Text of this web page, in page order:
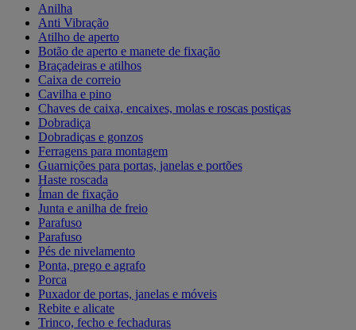
Anilha
Anti Vibração
Atilho de aperto
Botão de aperto e manete de fixação
Braçadeiras e atilhos
Caixa de correio
Cavilha e pino
Chaves de caixa, encaixes, molas e roscas postiças
Dobradiça
Dobradiças e gonzos
Ferragens para montagem
Guarnições para portas, janelas e portões
Haste roscada
Íman de fixação
Junta e anilha de freio
Parafuso
Parafuso
Pés de nivelamento
Ponta, prego e agrafo
Porca
Puxador de portas, janelas e móveis
Rebite e alicate
Trinco, fecho e fechaduras